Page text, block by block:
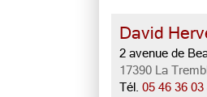
David
2 avenue de
17390 La
Tél. 05 46 36 03